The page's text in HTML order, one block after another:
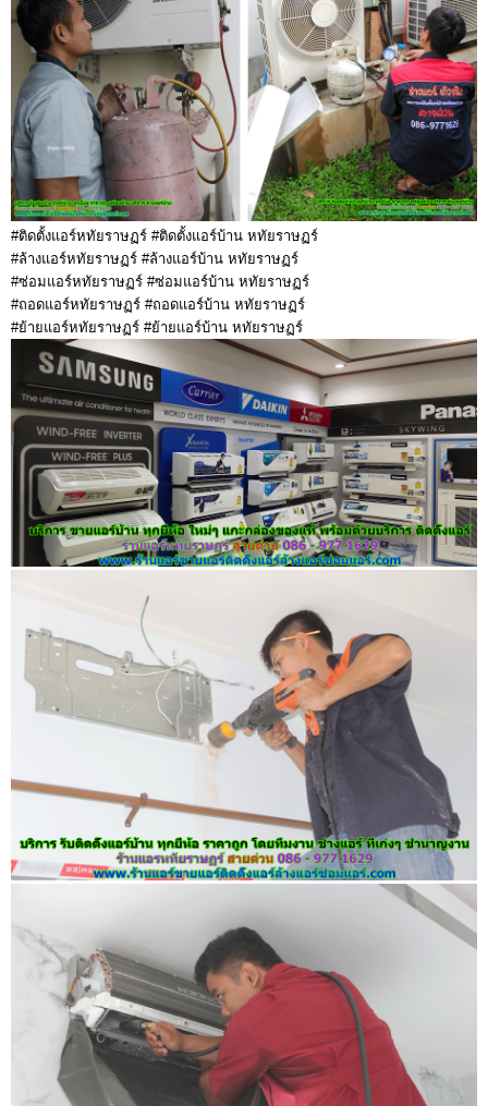
#ติดตั้งแอร์หทัยราษฏร์ #ติดตั้งแอร์บ้าน หทัยราษฏร์
#ล้างแอร์หทัยราษฏร์ #ล้างแอร์บ้าน หทัยราษฏร์
#ซ่อมแอร์หทัยราษฏร์ #ซ่อมแอร์บ้าน หทัยราษฏร์
#ถอดแอร์หทัยราษฏร์ #ถอดแอร์บ้าน หทัยราษฏร์
#ย้ายแอร์หทัยราษฏร์ #ย้ายแอร์บ้าน หทัยราษฏร์